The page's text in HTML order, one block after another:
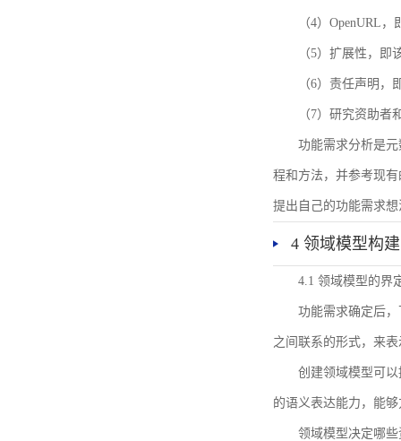
（4）OpenURL
（5）扩展性，
（6）责任声明，
（7）研究资助
功能需求分析是
程和方法，并参考现
提出自己的功能需求
4 领域模型构建
4.1 领域模型的界
功能需求确定后
之间联系的形式，来
创建领域模型可
的语义表达能力，能
领域模型决定哪